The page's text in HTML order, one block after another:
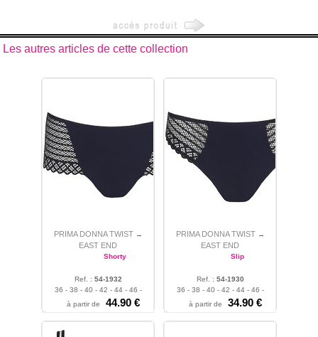
Les autres articles de cette collection
PRIMA DONNA TWIST →
EAST END
Shorty
Ref. : 54-1932
36 - 38 - 40 - 42 - 44 - 46 -
48
à partir de 44.90 €
PRIMA DONNA TWIST →
EAST END
Slip
Ref. : 54-1930
36 - 38 - 40 - 42 - 44 - 46 -
48
à partir de 34.90 €